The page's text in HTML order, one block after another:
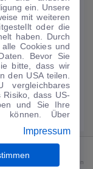
Guter Preis4
Rate anpassen
komb. 140 g/km
junge Gebrauchte um den
ein. Unsere
mit weiteren
oder die
haben. Durch
Cookies und
Bevor Sie
bitte, dass wir
den USA teilen.
dass US-
und Sie Ihre
können. Über
im Bereich
finden
Impressum